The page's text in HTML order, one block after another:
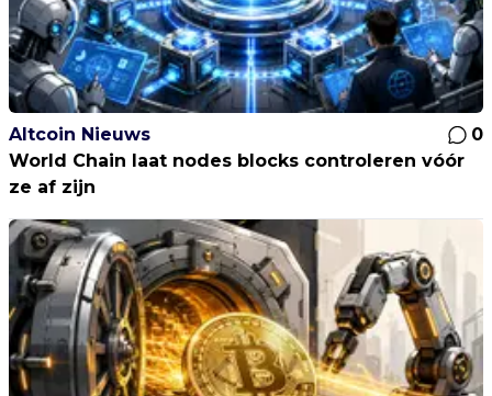
Altcoin Nieuws
0
World Chain laat nodes blocks controleren vóór
ze af zijn